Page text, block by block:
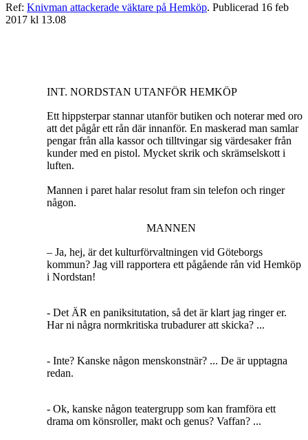
Ref: Knivman attackerade väktare på Hemköp. Publicerad 16 feb
2017 kl 13.08
INT. NORDSTAN UTANFÖR HEMKÖP
Ett hippsterpar stannar utanför butiken och noterar med oro
att det pågår ett rån där innanför. En maskerad man samlar
pengar från alla kassor och tilltvingar sig värdesaker från
kunder med en pistol. Mycket skrik och skrämselskott i
luften.
Mannen i paret halar resolut fram sin telefon och ringer
någon.
MANNEN
– Ja, hej, är det kulturförvaltningen vid Göteborgs
kommun? Jag vill rapportera ett pågående rån vid Hemköp
i Nordstan!
- Det ÄR en paniksitutation, så det är klart jag ringer er.
Har ni några normkritiska trubadurer att skicka? ...
- Inte? Kanske någon menskonstnär? ... De är upptagna
redan.
- Ok, kanske någon teatergrupp som kan framföra ett
drama om könsroller, makt och genus? Vaffan? ...